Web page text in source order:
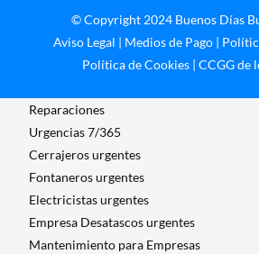
© Copyright 2024 Buenos Días
Aviso Legal | Medios de Pago |
Política de Cookies| CCGG de
Reparaciones
Urgencias 7/365
Cerrajeros urgentes
Fontaneros urgentes
Electricistas urgentes
Empresa Desatascos urgentes
Mantenimiento para Empresas​